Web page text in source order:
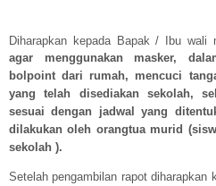
Diharapkan kepada Bapak / Ibu wali
agar menggunakan masker,
bolpoint dari rumah, mencuci
yang telah disediakan sekolah,
sesuai dengan jadwal yang
dilakukan oleh orangtua murid
sekolah ).
Setelah pengambilan rapot diharapkan